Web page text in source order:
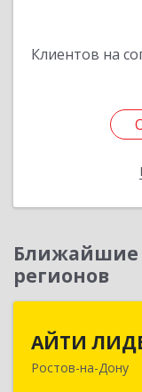
Клиентов на
Ближайшие
регионов
АЙТИ
Ростов-на-Дону
344065,